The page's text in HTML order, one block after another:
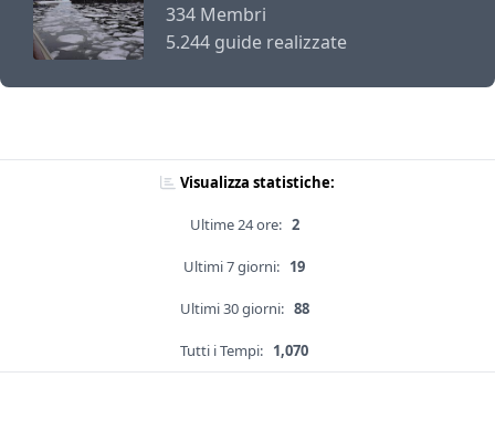
334 Membri
5.244 guide realizzate
Visualizza statistiche:
Ultime 24 ore: 2
Ultimi 7 giorni: 19
Ultimi 30 giorni: 88
Tutti i Tempi: 1,070